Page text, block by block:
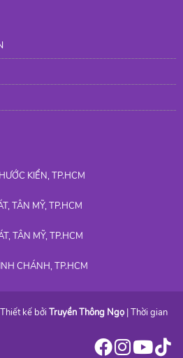
KIỂN, TP.HCM
TÂN MỸ, TP.HCM
TÂN MỸ, TP.HCM
CHÁNH, TP.HCM
kế bởi Truyền Thông Ngọ | Thời gian